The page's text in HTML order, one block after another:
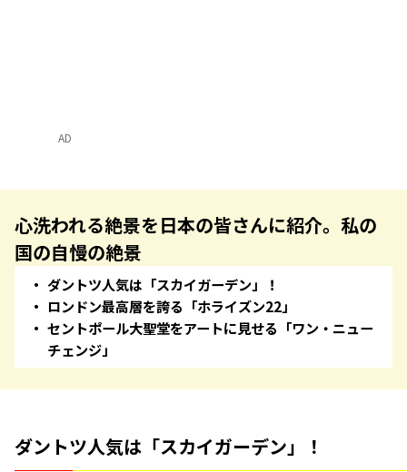
AD
心洗われる絶景を日本の皆さんに紹介。私の
国の自慢の絶景
ダントツ人気は「スカイガーデン」！
ロンドン最高層を誇る「ホライズン22」
セントポール大聖堂をアートに見せる「ワン・ニュー
チェンジ」
ダントツ人気は「スカイガーデン」！